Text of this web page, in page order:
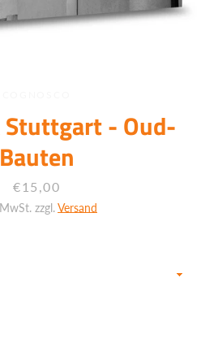
Stuttgart - Oud-
Bauten
Preis
€15,00
zzgl.Versand